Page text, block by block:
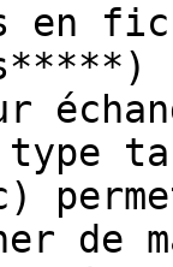
en
type
de